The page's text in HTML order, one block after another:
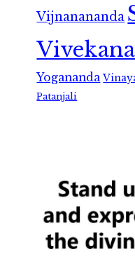
Vijnanananda
Yogananda
Patanjali